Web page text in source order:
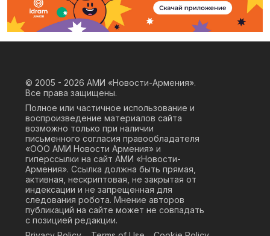
© 2005 - 2026 АМИ «Новости-Армения».
Все права защищены.
Полное или частичное использование и
воспроизведение материалов сайта
возможно только при наличии
письменного согласия правообладателя
«ООО АМИ Новости Армения» и
гиперссылки на сайт АМИ «Новости-
Армения». Ссылка должна быть прямая,
активная, нескриптовая, не закрытая от
индексации и не запрещенная для
следования робота. Мнение авторов
публикаций на сайте может не совпадать
с позицией редакции.